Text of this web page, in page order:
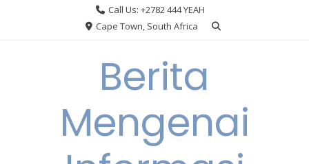
Call Us: +2782 444 YEAH
Cape Town, South Africa
Berita
Mengenai